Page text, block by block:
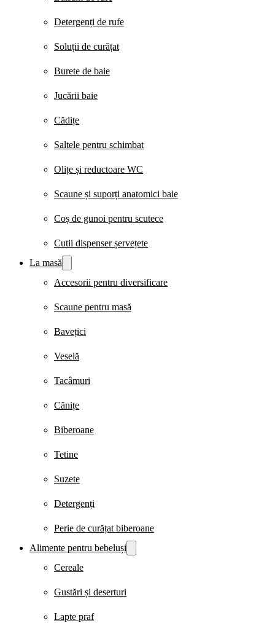
Detergenți de rufe
Soluții de curățat
Burete de baie
Jucării baie
Cădițe
Saltele pentru schimbat
Olițe și reductoare WC
Scaune și suporți anatomici baie
Coș de gunoi pentru scutece
Cutii dispenser șervețete
La masă
Accesorii pentru diversificare
Scaune pentru masă
Bavețici
Veselă
Tacâmuri
Cănițe
Biberoane
Tetine
Suzete
Detergenți
Perie de curățat biberoane
Alimente pentru bebeluși
Cereale
Gustări și deserturi
Lapte praf